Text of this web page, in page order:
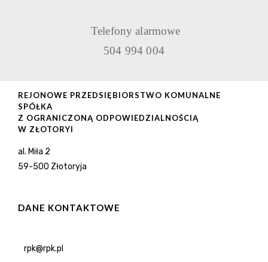
Telefony alarmowe
504 994 004
REJONOWE PRZEDSIĘBIORSTWO KOMUNALNE
SPÓŁKA
Z OGRANICZONĄ ODPOWIEDZIALNOŚCIĄ
W ZŁOTORYI
al. Miła 2
59-500 Złotoryja
DANE KONTAKTOWE
rpk@rpk.pl